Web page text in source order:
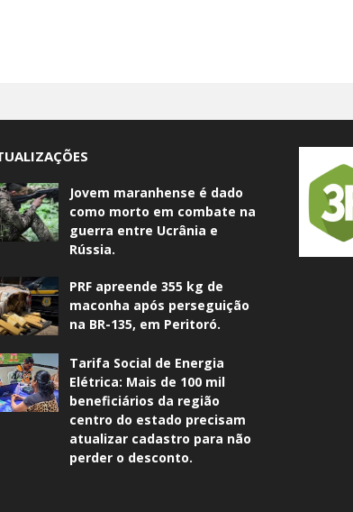
Jovem maranhense é dado
como morto em combate na
guerra entre Ucrânia e
Rússia.
PRF apreende 355 kg de
maconha após perseguição
na BR-135, em Peritoró.
Tarifa Social de Energia
Elétrica: Mais de 100 mil
beneficiários da região
centro do estado precisam
atualizar cadastro para não
perder o desconto.